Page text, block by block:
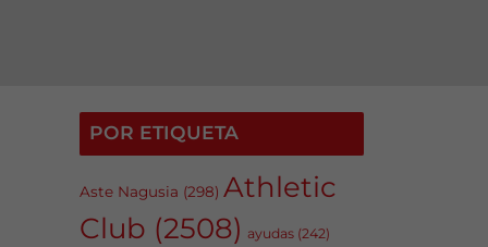
POR ETIQUETA
Aste Nagusia (298) Athletic
Club (2508) ayudas (242)